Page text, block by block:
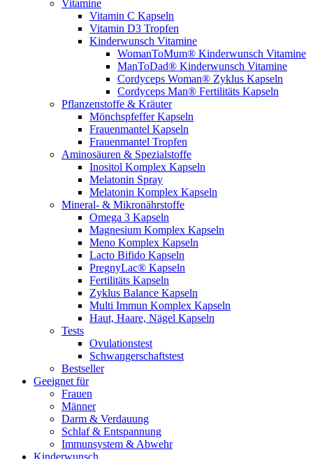
Vitamine
Vitamin C Kapseln
Vitamin D3 Tropfen
Kinderwunsch Vitamine
WomanToMum® Kinderwunsch Vitamine
ManToDad® Kinderwunsch Vitamine
Cordyceps Woman® Zyklus Kapseln
Cordyceps Man® Fertilitäts Kapseln
Pflanzenstoffe & Kräuter
Mönchspfeffer Kapseln
Frauenmantel Kapseln
Frauenmantel Tropfen
Aminosäuren & Spezialstoffe
Inositol Komplex Kapseln
Melatonin Spray
Melatonin Komplex Kapseln
Mineral- & Mikronährstoffe
Omega 3 Kapseln
Magnesium Komplex Kapseln
Meno Komplex Kapseln
Lacto Bifido Kapseln
PregnyLac® Kapseln
Fertilitäts Kapseln
Zyklus Balance Kapseln
Multi Immun Komplex Kapseln
Haut, Haare, Nägel Kapseln
Tests
Ovulationstest
Schwangerschaftstest
Bestseller
Geeignet für
Frauen
Männer
Darm & Verdauung
Schlaf & Entspannung
Immunsystem & Abwehr
Kinderwunsch